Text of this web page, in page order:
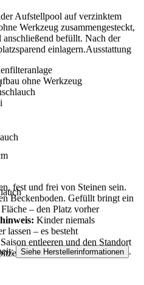
Aufstellpool auf verzinktem
Werkzeug zusammengesteckt,
befüllt. Nach der
einlagern.Ausstattung
ohne Werkzeug
fest und frei von Steinen sein.
Beckenboden. Gefüllt bringt ein
– den Platz vorher
Kinder niemals
lassen – es besteht
entleeren und den Standort
Gegenstände prüfen.
Siehe Herstellerinformationen .